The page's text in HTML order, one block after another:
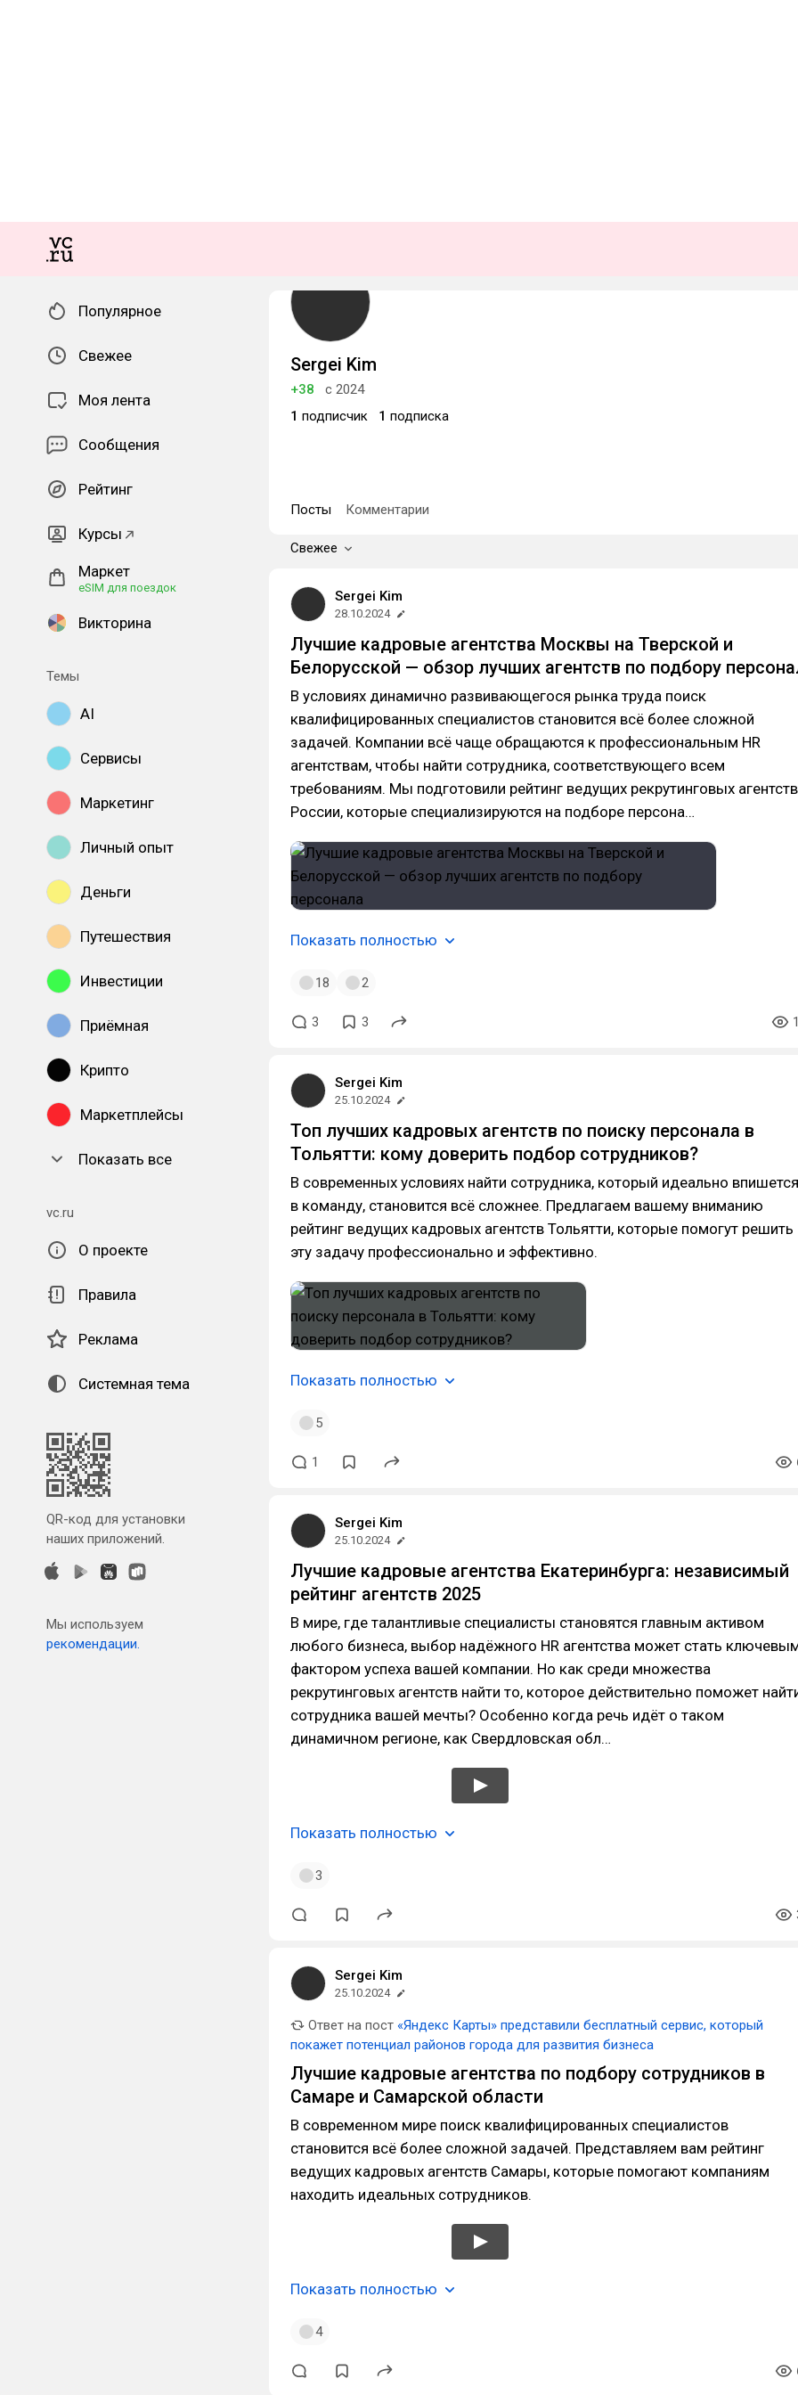
Популярное
Свежее
Моя лента
Сообщения
Рейтинг
Курсы
Маркет
eSIM для поездок
Викторина
Темы
AI
Сервисы
Маркетинг
Личный опыт
Деньги
Путешествия
Инвестиции
Приёмная
Крипто
Маркетплейсы
Показать все
vc.ru
О проекте
Правила
Реклама
Системная тема
QR-код для установки
наших приложений.
Мы используем
рекомендации.
Sergei Kim
+38
с 2024
1 подписчик 1 подписка
Посты Комментарии
Свежее
Sergei Kim
28.10.2024
Лучшие кадровые агентства Москвы на Тверской и
Белорусской — обзор лучших агентств по подбору
В условиях динамично развивающегося рынка труда поиск
квалифицированных специалистов становится всё более сложной
задачей. Компании всё чаще обращаются к профессиональным HR
агентствам, чтобы найти сотрудника, соответствующего всем
требованиям. Мы подготовили рейтинг ведущих рекрутинговых агентств
России, которые специализируются на подборе персона…
Показать полностью
18 2
3 3
Sergei Kim
25.10.2024
Топ лучших кадровых агентств по поиску персонала в
Тольятти: кому доверить подбор сотрудников?
В современных условиях найти сотрудника, который идеально впишется
в команду, становится всё сложнее. Предлагаем вашему вниманию
рейтинг ведущих кадровых агентств Тольятти, которые помогут решить
эту задачу профессионально и эффективно.
Показать полностью
5
1
Sergei Kim
25.10.2024
Лучшие кадровые агентства Екатеринбурга: независимый
рейтинг агентств 2025
В мире, где талантливые специалисты становятся главным активом
любого бизнеса, выбор надёжного HR агентства может стать
фактором успеха вашей компании. Но как среди множества
рекрутинговых агентств найти то, которое действительно поможет
сотрудника вашей мечты? Особенно когда речь идёт о таком
динамичном регионе, как Свердловская обл…
Показать полностью
3
Sergei Kim
25.10.2024
Ответ на пост «Яндекс Карты» представили бесплатный сервис, который
покажет потенциал районов города для развития бизнеса
Лучшие кадровые агентства по подбору сотрудников в
Самаре и Самарской области
В современном мире поиск квалифицированных специалистов
становится всё более сложной задачей. Представляем вам рейтинг
ведущих кадровых агентств Самары, которые помогают компаниям
находить идеальных сотрудников.
Показать полностью
4